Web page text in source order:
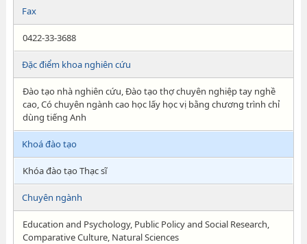
Fax
0422-33-3688
Đặc điểm khoa nghiên cứu
Đào tạo nhà nghiên cứu, Đào tạo thợ chuyên nghiệp tay nghề
cao, Có chuyên ngành cao học lấy học vị bằng chương trình chỉ
dùng tiếng Anh
Khoá đào tạo
Khóa đào tạo Thạc sĩ
Chuyên ngành
Education and Psychology, Public Policy and Social Research,
Comparative Culture, Natural Sciences